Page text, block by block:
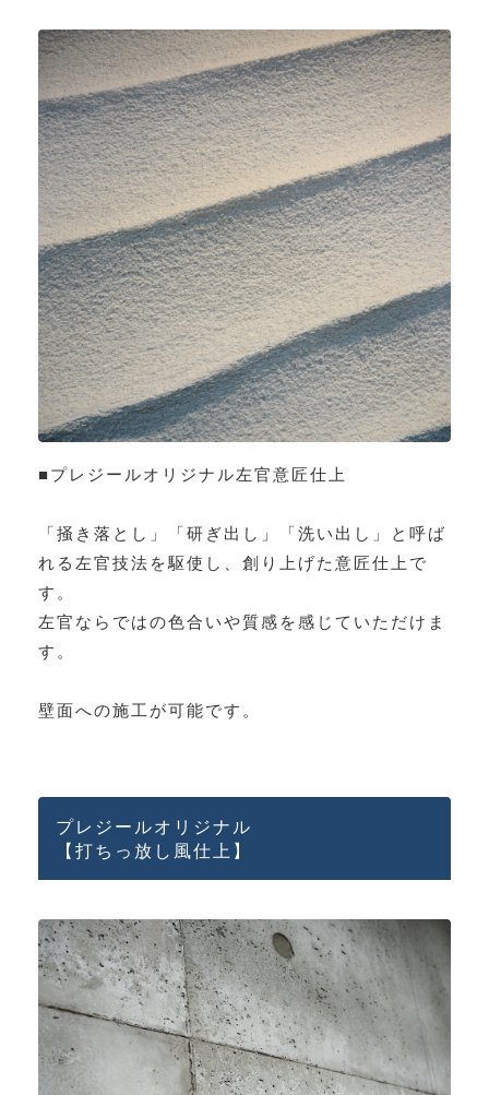
■プレジールオリジナル左官意匠仕上
「掻き落とし」「研ぎ出し」「洗い出し」と呼ば
れる左官技法を駆使し、創り上げた意匠仕上で
す。
左官ならではの色合いや質感を感じていただけま
す。
壁面への施工が可能です。
プレジールオリジナル
【打ちっ放し風仕上 】